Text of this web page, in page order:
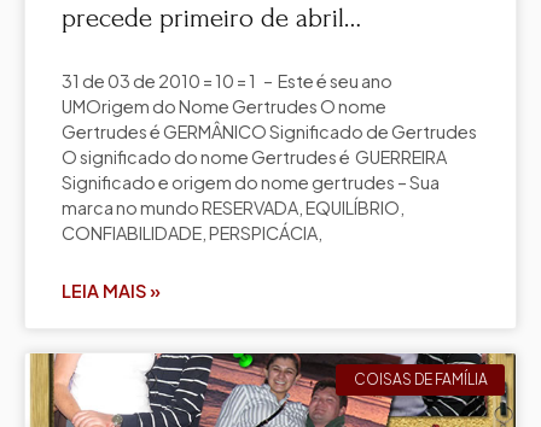
precede primeiro de abril…
31 de 03 de 2010 = 10 = 1 – Este é seu ano
UMOrigem do Nome Gertrudes O nome
Gertrudes é GERMÂNICO Significado de Gertrudes
O significado do nome Gertrudes é GUERREIRA
Significado e origem do nome gertrudes – Sua
marca no mundo RESERVADA, EQUILÍBRIO,
CONFIABILIDADE, PERSPICÁCIA,
LEIA MAIS »
COISAS DE FAMÍLIA